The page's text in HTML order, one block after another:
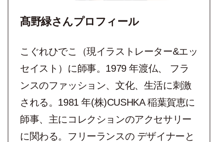
髙野緑さんプロフィール
こぐれひでこ（現イラストレーター&エッ
セイスト）に師事。1979 年渡仏、 フラ
ンスのファッション、文化、生活に刺激
される。1981 年(株)CUSHKA 稲葉賀恵に
師事、主にコレクションのアクセサリー
に関わる。フリーランスの デザイナーと